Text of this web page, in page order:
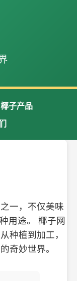
椰子产品
一，不仅美味
用途。 椰子网
种植到加工，
奇妙世界。